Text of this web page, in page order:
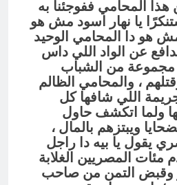
المحامي ففوجئنا به
يا نهار اسود مش هو
هو دا المحامي الوحيد
عن الواد اللي داس
مجموعة من الشباب
، والمحامي الظالم
اللي شافها كل
ولما اتكشف حاول
ويبتزهم بالمال ،
يقول يا بيه دا راجل
مئات المصريين الغلابة
وقبض التمن من صاحب